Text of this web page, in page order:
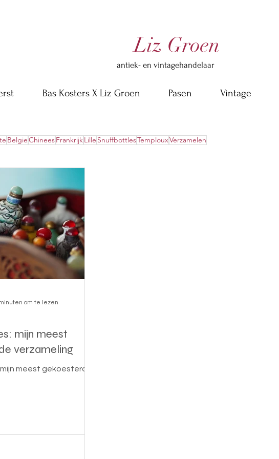
Liz Groen
antiek- en vintagehandelaar
Bas Kosters X Liz Groen Pasen Vintage
mijn meest
verzameling
meest gekoesterde
om te lezen
BelgieChineesFrankrijkLille SnuffbottlesTemplouxVerzamelen